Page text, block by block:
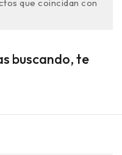
que coincidan con
buscando, te